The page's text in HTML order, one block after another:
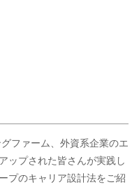
ファーム、外資系企業のエ
ップされた皆さんが実践し
プのキャリア設計法をご紹